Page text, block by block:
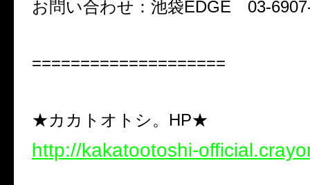
お問い合わせ：池袋EDGE 03-
====================
★カカトオトシ。HP★
http://kakatootoshi-